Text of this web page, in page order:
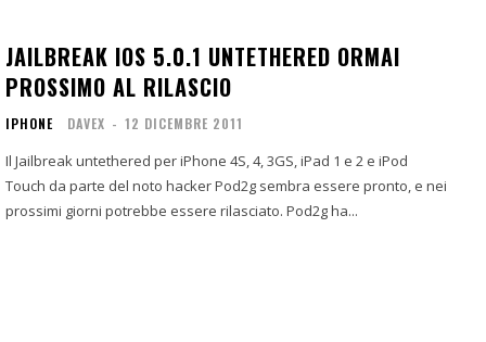
JAILBREAK IOS 5.0.1 UNTETHERED ORMAI
PROSSIMO AL RILASCIO
IPHONE DAVEX - 12 DICEMBRE 2011
Il Jailbreak untethered per iPhone 4S, 4, 3GS, iPad 1 e 2 e iPod
Touch da parte del noto hacker Pod2g sembra essere pronto, e nei
prossimi giorni potrebbe essere rilasciato. Pod2g ha...